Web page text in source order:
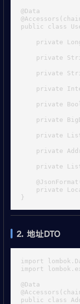
@Data
public class
private
private
private
private
private
private
private
private
private
private
2. 地址DTO
import
import
@Data
public class